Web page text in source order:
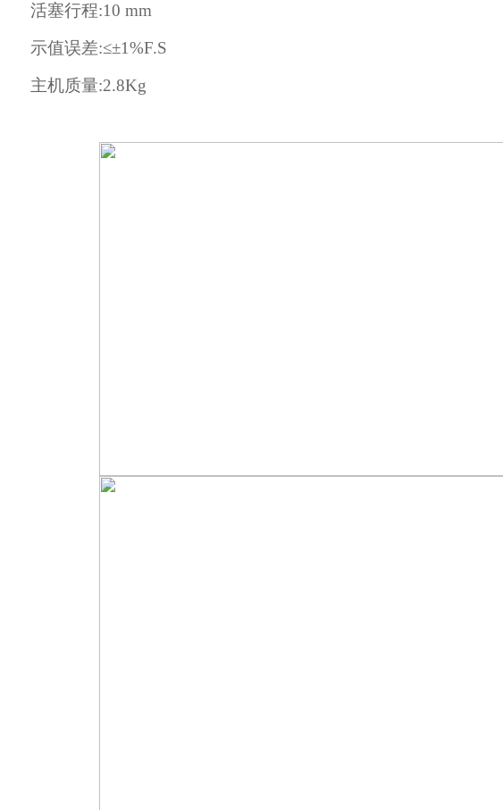
活塞行程:10 mm
示值误差:≤±1%F.S
主机质量:2.8Kg